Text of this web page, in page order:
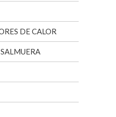
DE CALOR